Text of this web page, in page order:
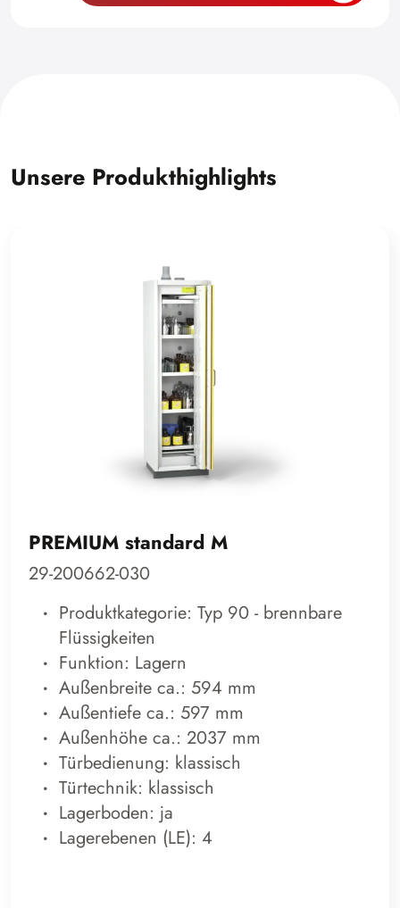
Unsere Produkthighlights
PREMIUM standard M
29-200662-030
Produktkategorie: Typ 90 - brennbare
Flüssigkeiten
Funktion: Lagern
Außenbreite ca.: 594 mm
Außentiefe ca.: 597 mm
Außenhöhe ca.: 2037 mm
Türbedienung: klassisch
Türtechnik: klassisch
Lagerboden: ja
Lagerebenen (LE): 4